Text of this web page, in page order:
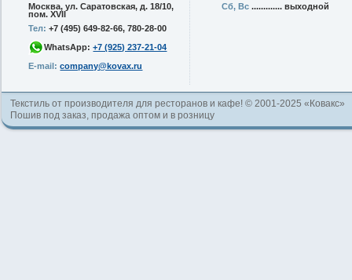
Москва, ул. Саратовская, д. 18/10,
пом. XVII
Тел:+7 (495) 649-82-66, 780-28-00
WhatsApp:+7 (925) 237-21-04
E-mail: company@kovax.ru
Сб, Вс............. выходной
Текстиль от производителя для ресторанов и кафе! © 2001-2025 «Ковакс»
Пошив под заказ, продажа оптом и в розницу